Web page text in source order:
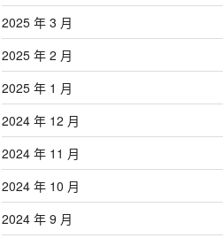
2025 年 3 月
2025 年 2 月
2025 年 1 月
2024 年 12 月
2024 年 11 月
2024 年 10 月
2024 年 9 月